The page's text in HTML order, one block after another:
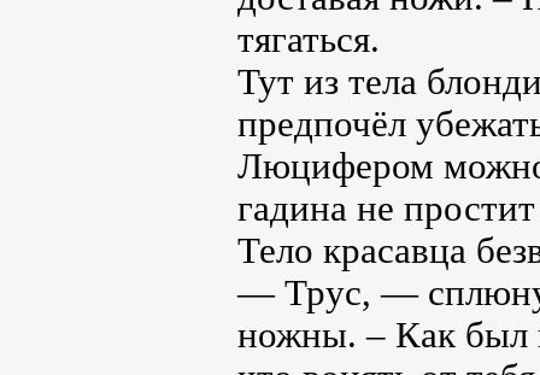
тягаться.
Тут из тела
предпочёл
Люцифером можно
гадина не
Тело красавца
— Трус, —
ножны. – Как был